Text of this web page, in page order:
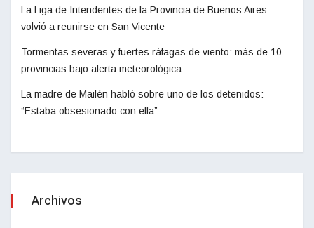
La Liga de Intendentes de la Provincia de Buenos Aires
volvió a reunirse en San Vicente
Tormentas severas y fuertes ráfagas de viento: más de 10
provincias bajo alerta meteorológica
La madre de Mailén habló sobre uno de los detenidos:
“Estaba obsesionado con ella”
Archivos